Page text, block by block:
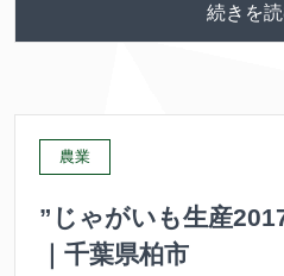
続きを
農業
”じゃがいも生産
｜千葉県柏市